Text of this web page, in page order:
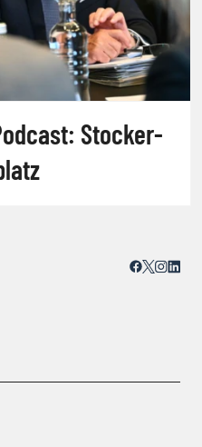
Stocker-